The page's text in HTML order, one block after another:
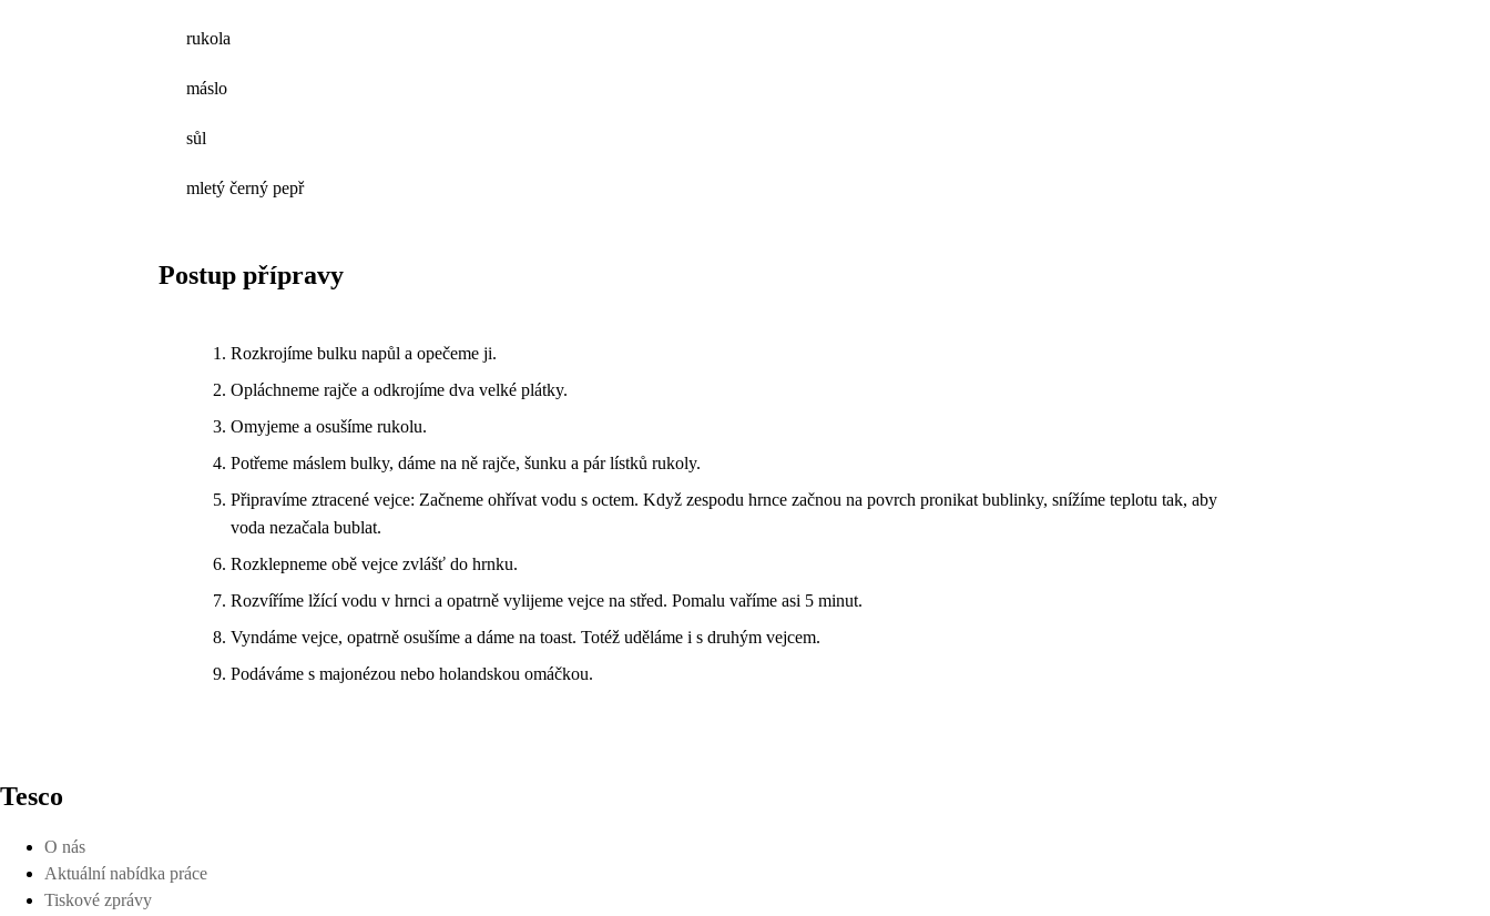
rukola
máslo
sůl
mletý černý pepř
Postup přípravy
Rozkrojíme bulku napůl a opečeme ji.
Opláchneme rajče a odkrojíme dva velké plátky.
Omyjeme a osušíme rukolu.
Potřeme máslem bulky, dáme na ně rajče, šunku a pár lístků rukoly.
Připravíme ztracené vejce: Začneme ohřívat vodu s octem. Když zespodu hrnce začnou na povrch pronikat bublinky, snížíme teplotu tak, aby
voda nezačala bublat.
Rozklepneme obě vejce zvlášť do hrnku.
Rozvíříme lžící vodu v hrnci a opatrně vylijeme vejce na střed. Pomalu vaříme asi 5 minut.
Vyndáme vejce, opatrně osušíme a dáme na toast. Totéž uděláme i s druhým vejcem.
Podáváme s majonézou nebo holandskou omáčkou.
Tesco
O nás
Aktuální nabídka práce
Tiskové zprávy